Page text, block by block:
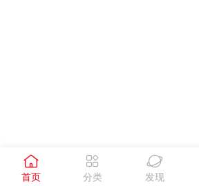

首页

分类

发现